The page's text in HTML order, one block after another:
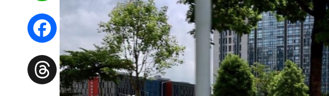
WhatsApp
Facebook